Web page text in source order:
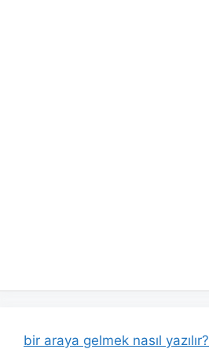
bir araya gelmek nasıl yazılır?